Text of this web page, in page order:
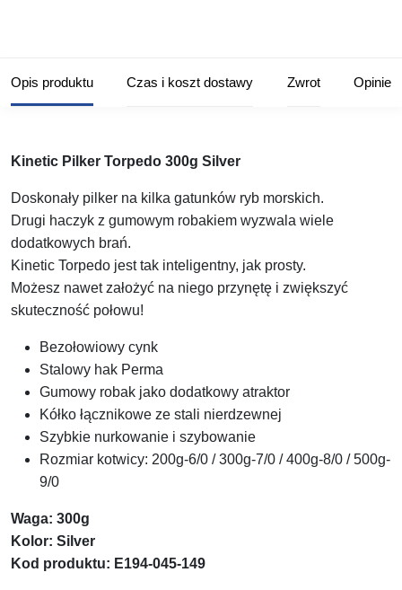
Opis produktu Czas i koszt dostawy Zwrot Opinie
Kinetic Pilker Torpedo 300g Silver
Doskonały pilker na kilka gatunków ryb morskich.
Drugi haczyk z gumowym robakiem wyzwala wiele
dodatkowych brań.
Kinetic Torpedo jest tak inteligentny, jak prosty.
Możesz nawet założyć na niego przynętę i zwiększyć
skuteczność połowu!
Bezołowiowy cynk
Stalowy hak Perma
Gumowy robak jako dodatkowy atraktor
Kółko łącznikowe ze stali nierdzewnej
Szybkie nurkowanie i szybowanie
Rozmiar kotwicy: 200g-6/0 / 300g-7/0 / 400g-8/0 / 500g-
9/0
Waga: 300g
Kolor: Silver
Kod produktu: E194-045-149